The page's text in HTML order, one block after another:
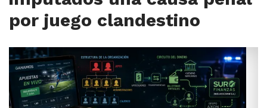
por juego clandestino